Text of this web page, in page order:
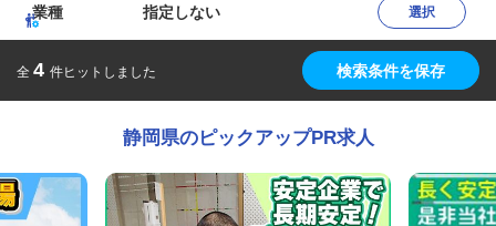
業種 指定しない 選択
全 4 件ヒットしました 検索条件を保存
静岡県のピックアップPR求人